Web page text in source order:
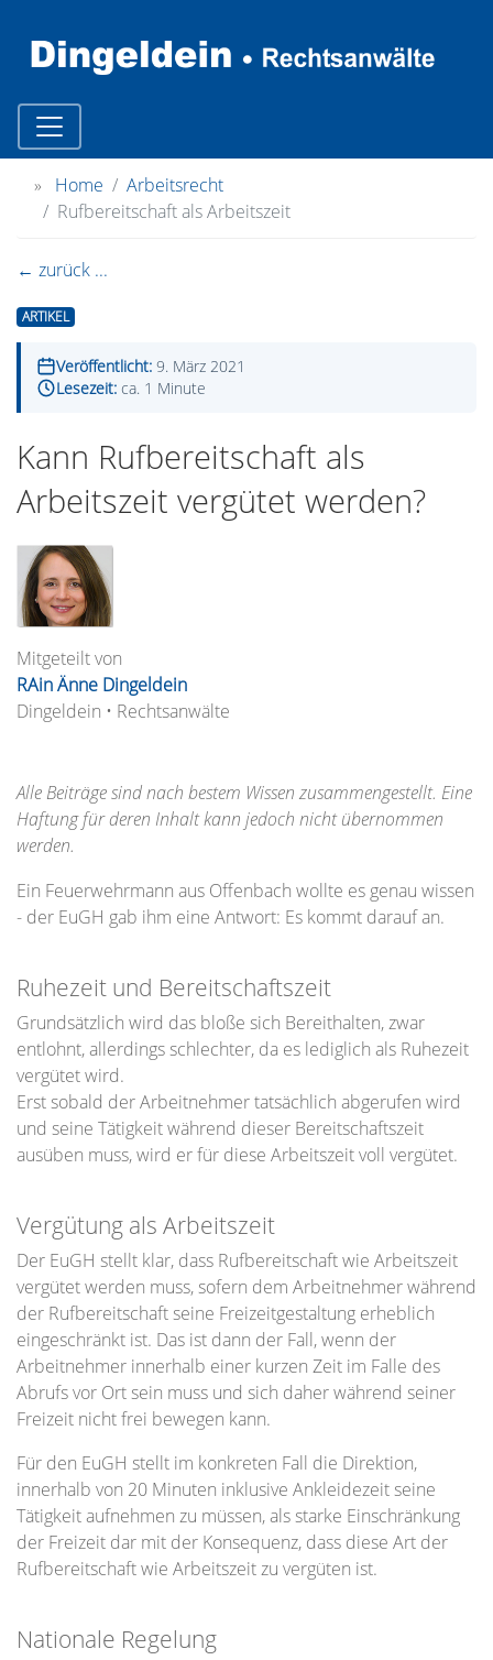
» Home
Arbeitsrecht
Rufbereitschaft als Arbeitszeit
ARTIKEL
Veröffentlicht: 9. März 2021
Lesezeit:ca. 1 Minute
Kann Rufbereitschaft als
Arbeitszeit vergütet werden?
← zurück ...
Ein Feuerwehrmann aus Offenbach wollte es genau wissen
- der EuGH gab ihm eine Antwort: Es kommt darauf an.
Ruhezeit und Bereitschaftszeit
Grundsätzlich wird das bloße sich Bereithalten, zwar
entlohnt, allerdings schlechter, da es lediglich als Ruhezeit
vergütet wird.
Erst sobald der Arbeitnehmer tatsächlich abgerufen wird
und seine Tätigkeit während dieser Bereitschaftszeit
ausüben muss, wird er für diese Arbeitszeit voll vergütet.
Vergütung als Arbeitszeit
Der EuGH stellt klar, dass Rufbereitschaft wie Arbeitszeit
vergütet werden muss, sofern dem Arbeitnehmer während
der Rufbereitschaft seine Freizeitgestaltung erheblich
eingeschränkt ist. Das ist dann der Fall, wenn der
Arbeitnehmer innerhalb einer kurzen Zeit im Falle des
Abrufs vor Ort sein muss und sich daher während seiner
Freizeit nicht frei bewegen kann.
Für den EuGH stellt im konkreten Fall die Direktion,
innerhalb von 20 Minuten inklusive Ankleidezeit seine
Tätigkeit aufnehmen zu müssen, als starke Einschränkung
der Freizeit dar mit der Konsequenz, dass diese Art der
Rufbereitschaft wie Arbeitszeit zu vergüten ist.
Nationale Regelung
Mitgeteilt von
RAin Änne Dingeldein
Dingeldein • Rechtsanwälte
Alle Beiträge sind nach bestem Wissen zusammengestellt. Eine
Haftung für deren Inhalt kann jedoch nicht übernommen
werden.